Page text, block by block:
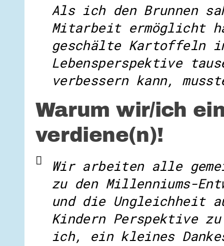
Als ich den Brunnen
Mitarbeit ermöglicht
geschälte Kartoffeln
Lebensperspektive
verbessern kann,
Warum wir/ich
verdiene(n)!
Wir arbeiten alle
zu den Millenniums-
und die Ungleichheit
Kindern Perspektive
ich, ein kleines